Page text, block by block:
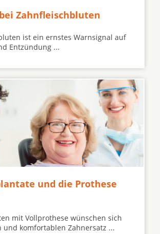
Zahnfleischbluten
ist ein ernstes Warnsignal auf
Entzündung ...
und die Prothese
mit Vollprothese wünschen sich
und komfortablen Zahnersatz ...